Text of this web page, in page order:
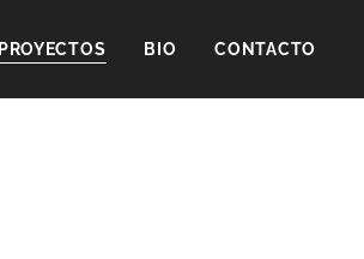
PROYECTOS BIO CONTACTO